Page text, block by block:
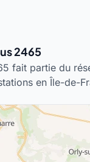
2465
fait partie du
en Île-de-